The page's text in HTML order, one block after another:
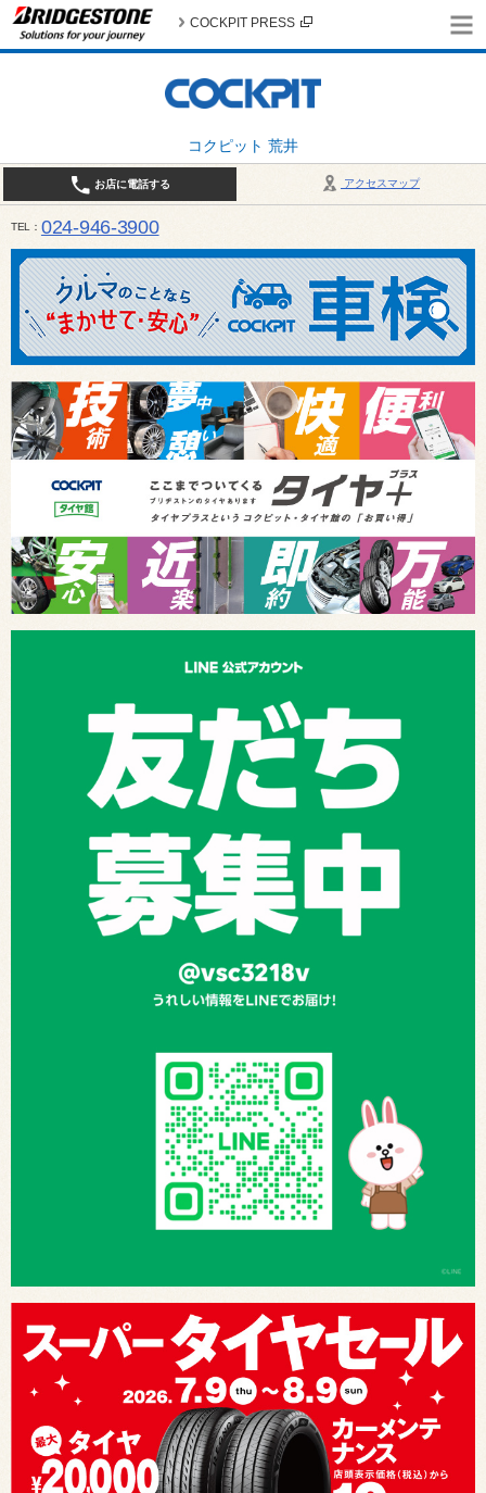
コクピット 荒井
COCKPIT PRESS
アクセスマップ
お店に電話する
TEL 024-946-3900
平日 9:30～19:00 日・祝日 9:30～18:00 / 定休日：毎週火曜日・繁忙期（4月・12月）を除
ご確認ください。